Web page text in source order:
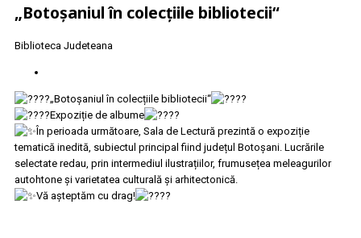
„Botoșaniul în colecțiile bibliotecii“
Biblioteca Judeteana
„Botoșaniul în colecțiile bibliotecii“
Expoziție de albume
În perioada următoare, Sala de Lectură prezintă o expoziție
tematică inedită, subiectul principal fiind județul Botoșani. Lucrările
selectate redau, prin intermediul ilustrațiilor, frumusețea meleagurilor
autohtone și varietatea culturală și arhitectonică.
Vă așteptăm cu drag!